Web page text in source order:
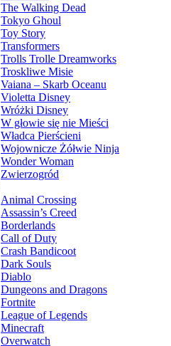
The Walking Dead
Tokyo Ghoul
Toy Story
Transformers
Trolls Trolle Dreamworks
Troskliwe Misie
Vaiana – Skarb Oceanu
Violetta Disney
Wróżki Disney
W głowie się nie Mieści
Władca Pierścieni
Wojownicze Żółwie Ninja
Wonder Woman
Zwierzogród
Animal Crossing
Assassin’s Creed
Borderlands
Call of Duty
Crash Bandicoot
Dark Souls
Diablo
Dungeons and Dragons
Fortnite
League of Legends
Minecraft
Overwatch